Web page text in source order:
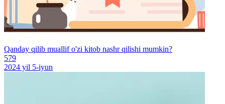
Qanday qilib muallif o'zi kitob nashr qilishi mumkin?
579
2024 yil 5-iyun